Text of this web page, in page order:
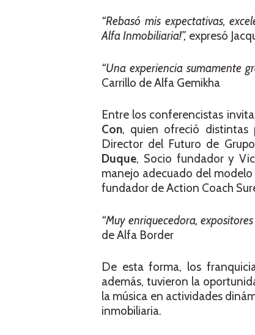
“Rebasó mis expectativas,
Alfa Inmobiliaria!”, expresó
“Una experiencia sumamente
Carrillo de Alfa Gemikha
Entre los conferencistas
Con, quien ofreció distintas
Director del Futuro de
Duque, Socio fundador y
manejo adecuado del
fundador de Action Coach
“Muy enriquecedora,
de Alfa Border
De esta forma, los
además, tuvieron la
la música en actividades
inmobiliaria.